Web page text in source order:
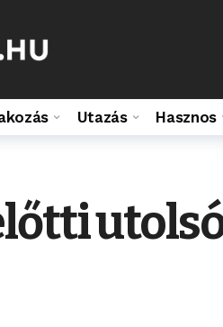
Utazás Hasznos